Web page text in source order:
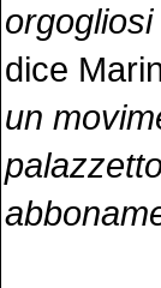
dice
un